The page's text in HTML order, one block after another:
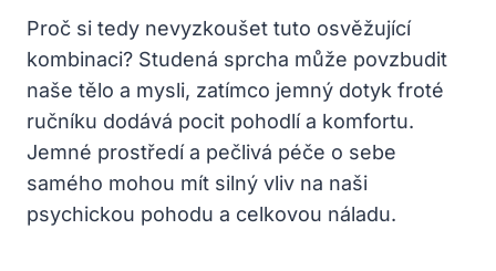
Proč si tedy nevyzkoušet tuto osvěžující
kombinaci? Studená sprcha může povzbudit
naše tělo a mysli, zatímco jemný dotyk froté
ručníku dodává pocit pohodlí a komfortu.
Jemné prostředí a pečlivá péče o sebe
samého mohou mít silný vliv na naši
psychickou pohodu a celkovou náladu.